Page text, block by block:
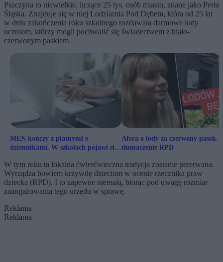
Pszczyna to niewielkie, liczące 25 tys. osób miasto, znane jako Perła
Śląska. Znajduje się w niej Lodziarnia Pod Dębem, która od 25 lat
w dniu zakończenia roku szkolnego rozdawała darmowe lody
uczniom, którzy mogli pochwalić się świadectwem z biało-
czerwonym paskiem.
MEN kończy z płatnymi e-
dziennikami. W szkołach pojawi się
Afera o lody za czerwony pasek.
tłumaczenie RPD
W tym roku ta lokalna ćwierćwieczna tradycja zostanie przerwana.
Wyrządza bowiem krzywdę dzieciom w ocenie rzecznika praw
dziecka (RPD). I to zapewne niemałą, biorąc pod uwagę rozmiar
zaangażowania tego urzędu w sprawę.
Reklama
Reklama